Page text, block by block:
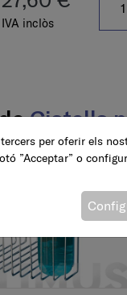
IVA inclòs
Cistells
per oferir els
”Acceptar” o